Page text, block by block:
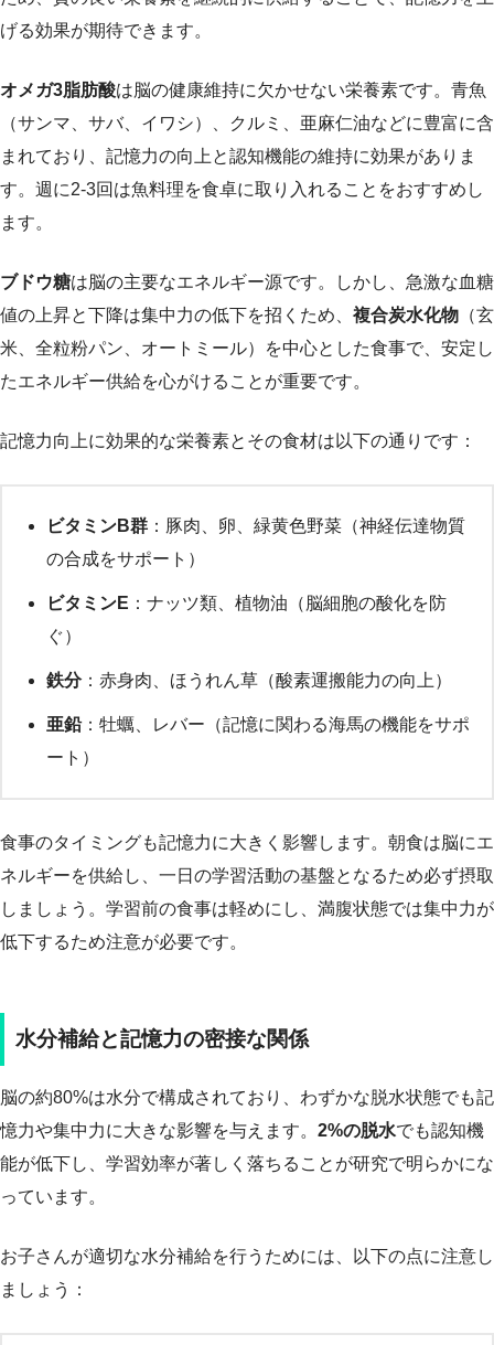
げる効果が期待できます。
オメガ3脂肪酸は脳の健康維持に欠かせない栄養素です。青魚
（サンマ、サバ、イワシ）、クルミ、亜麻仁油などに豊富に含
まれており、記憶力の向上と認知機能の維持に効果がありま
す。週に2-3回は魚料理を食卓に取り入れることをおすすめし
ます。
ブドウ糖は脳の主要なエネルギー源です。しかし、急激な血糖
値の上昇と下降は集中力の低下を招くため、 複合炭水化物 （玄
米、全粒粉パン、オートミール）を中心とした食事で、安定し
たエネルギー供給を心がけることが重要です。
記憶力向上に効果的な栄養素とその食材は以下の通りです：
ビタミンB群 ：豚肉、卵、緑黄色野菜（神経伝達物質
の合成をサポート）
ビタミンE ：ナッツ類、植物油（脳細胞の酸化を防
ぐ）
鉄分：赤身肉、ほうれん草（酸素運搬能力の向上）
亜鉛：牡蠣、レバー（記憶に関わる海馬の機能をサポ
ート）
食事のタイミングも記憶力に大きく影響します。朝食は脳にエ
ネルギーを供給し、一日の学習活動の基盤となるため必ず摂取
しましょう。学習前の食事は軽めにし、満腹状態では集中力が
低下するため注意が必要です。
水分補給と記憶力の密接な関係
脳の約80%は水分で構成されており、わずかな脱水状態でも記
憶力や集中力に大きな影響を与えます。 2%の脱水でも認知機
能が低下し、学習効率が著しく落ちることが研究で明らかにな
っています。
お子さんが適切な水分補給を行うためには、以下の点に注意し
ましょう：